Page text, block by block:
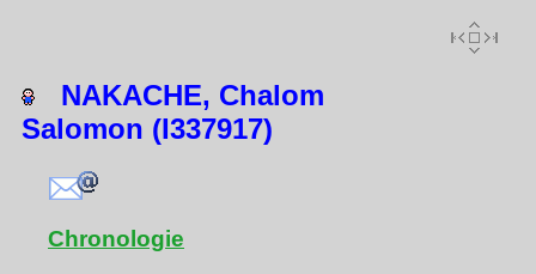
NAKACHE, Chalom
Salomon (I337917)
Chronologie